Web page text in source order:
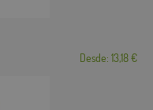
Desde: 13,18 €